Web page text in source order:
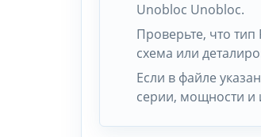
Unobloc Unobloc.
Проверьте, что тип
схема или
Если в файле
серии, мощности и